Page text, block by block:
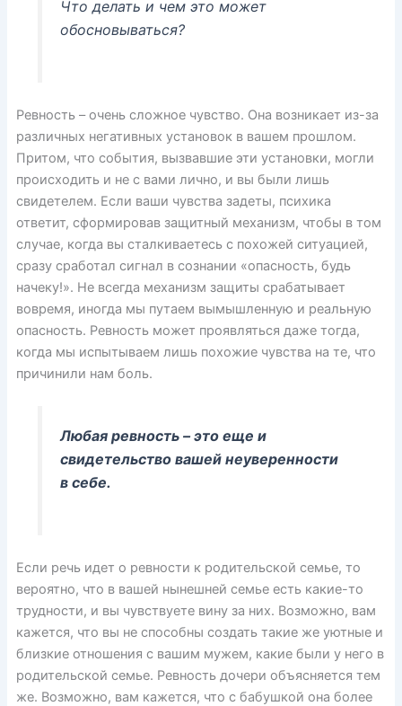
Что делать и чем это может
обосновываться?
Ревность – очень сложное чувство. Она возникает из-за
различных негативных установок в вашем прошлом.
Притом, что события, вызвавшие эти установки, могли
происходить и не с вами лично, и вы были лишь
свидетелем. Если ваши чувства задеты, психика
ответит, сформировав защитный механизм, чтобы в том
случае, когда вы сталкиваетесь с похожей ситуацией,
сразу сработал сигнал в сознании «опасность, будь
начеку!». Не всегда механизм защиты срабатывает
вовремя, иногда мы путаем вымышленную и реальную
опасность. Ревность может проявляться даже тогда,
когда мы испытываем лишь похожие чувства на те, что
причинили нам боль.
Любая ревность – это еще и
свидетельство вашей неуверенности
в себе.
Если речь идет о ревности к родительской семье, то
вероятно, что в вашей нынешней семье есть какие-то
трудности, и вы чувствуете вину за них. Возможно, вам
кажется, что вы не способны создать такие же уютные и
близкие отношения с вашим мужем, какие были у него в
родительской семье. Ревность дочери объясняется тем
же. Возможно, вам кажется, что с бабушкой она более